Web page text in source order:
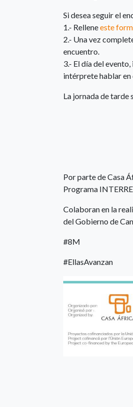
Si desea seguir el
1.- Relleneeste
2.- Una vez
encuentro.
3.- El día del
intérprete hablar en
La jornada de tarde
Por parte de Casa
Programa
Colaboran en la
del Gobierno de
#8M
#EllasAvanzan